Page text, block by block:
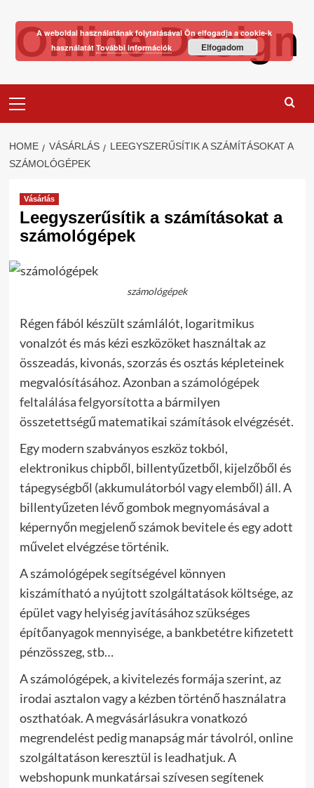
contentOnline Design
Menu
HOME VÁSÁRLÁS
LEEGYSZERŰSÍTIK A SZÁMÍTÁSOKAT A
SZÁMOLÓGÉPEK
Vásárlás
Leegyszerűsítik a számításokat a
számológépek
számológépek
Régen fából készült számlálót, logaritmikus
vonalzót és más kézi eszközöket használtak az
összeadás, kivonás, szorzás és osztás képleteinek
megvalósításához. Azonban aszámológépek
feltalálása felgyorsítottaa bármilyen
összetettségű matematikai számítások elvégzését.
Egy modern szabványos eszköz tokból,
elektronikus chipből, billentyűzetből, kijelzőből és
tápegységből (akkumulátorból vagy elemből) áll. A
billentyűzeten lévő gombok megnyomásával a
képernyőn megjelenő számok bevitele és egy adott
művelet elvégzése történik.
A számológépek segítségével könnyen
kiszámítható a nyújtott szolgáltatások költsége, az
épület vagy helyiség javításához szükséges
építőanyagok mennyisége, a bankbetétre kifizetett
pénzösszeg, stb…
A számológépek, a kivitelezés formája szerint, az
irodai asztalon vagy a kézben történő használatra
oszthatóak. A megvásárlásukra vonatkozó
megrendelést pedig manapság már távolról, online
szolgáltatáson keresztül is leadhatjuk. A
webshopunk munkatársai szívesen segítenek
A weboldal használatának folytatásával Ön elfogadja a cookie-k
használatát További információk Elfogadom